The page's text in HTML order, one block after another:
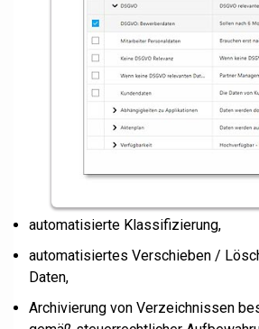
automatisierte Klassifizierung,
automatisiertes Verschieben /
Daten,
Archivierung von Verzeichnissen